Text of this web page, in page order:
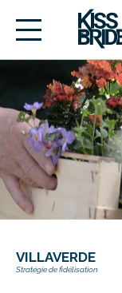
VILLAVERDE
Stratégie de fidélisation